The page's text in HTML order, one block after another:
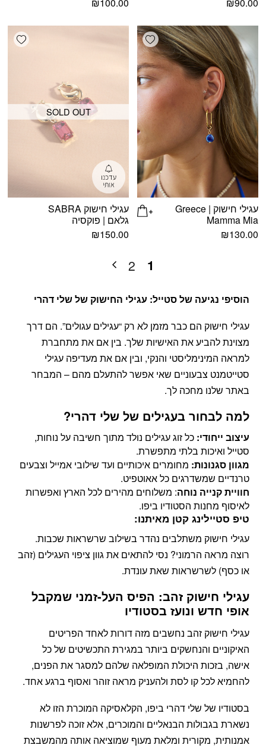
₪90.00
₪100.00
Add wishlist
עגילי חישוק Greece |
Mamma Mia
₪130.00
SOLD OUT
עגילי חישוק SABRA
גלאם | פוקסיה
₪150.00
1
2
הוסיפי נגיעה של סטייל: עגילי החישוק של שלי דהרי
עגילי חישוק הם כבר מזמן לא רק “עגילים עגולים”. הם דרך
מצוינת להביע את האישיות שלך. בין אם את מתחברת
למראה המינימליסטי והנקי, ובין אם את מעדיפה עגילי
סטייטמנט צבעוניים שאי אפשר להתעלם מהם – המבחר
באתר שלנו מחכה לך.
למה לבחור בעגילים של שלי דהרי?
עיצוב ייחודי: כל זוג עגילים נולד מתוך חשיבה על נוחות,
סטייל ואיכות בלתי מתפשרת.
מגוון סגנונות: מחומרים איכותיים ועד שילובי אמייל וצבעים
טרנדיים שמשדרגים כל אאוטפיט.
חוויית קנייה נוחה: משלוחים מהירים לכל הארץ ואפשרות
לאיסוף מחנות הסטודיו ביפו.
טיפ סטיילינג קטן מאיתנו:
עגילי חישוק משתלבים נהדר בשילוב שרשראות שכבות.
רוצה מראה הרמוני? נסי להתאים את גוון ציפוי העגילים (זהב
או כסף) לשרשראות שאת עונדת.
עגילי חישוק זהב: הפיס העל-זמני שמקבל
אופי חדש ונועז בסטודיו
עגילי חישוק זהב נחשבים מזה דורות לאחד הפריטים
האיקוניים והנחשקים ביותר במגירת התכשיטים של כל
אישה, בזכות היכולת המופלאה שלהם למסגר את הפנים,
להחמיא לכל קו לסת ולהעניק מראה זוהר ואסוף ברגע אחד.
בסטודיו של שלי דהרי ביפו, הקלאסיקה המוכרת הזו לא
נשארת בגבולות הבנאליים והמוכרים, אלא זוכה לפרשנות
אמנותית, מקורית ומלאת מעוף שמוציאה אותה מהמשבצת